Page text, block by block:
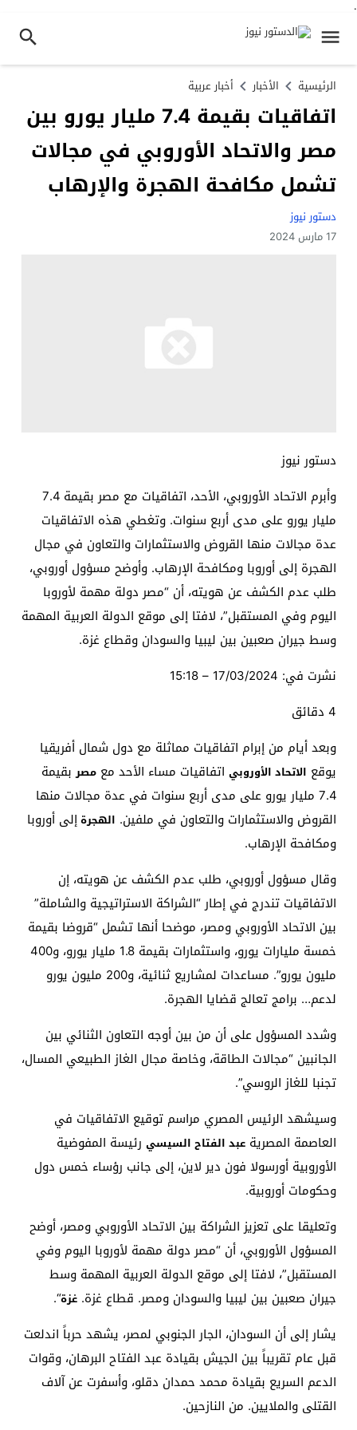
.
الرئيسية الأخبار أخبار عربية
اتفاقيات بقيمة 7.4 مليار يورو بين
مصر والاتحاد الأوروبي في مجالات
تشمل مكافحة الهجرة والإرهاب
دستور نيوز
17 مارس 2024
دستور نيوز
وأبرم الاتحاد الأوروبي، الأحد، اتفاقيات مع مصر بقيمة 7.4
مليار يورو على مدى أربع سنوات. وتغطي هذه الاتفاقيات
عدة مجالات منها القروض والاستثمارات والتعاون في مجال
الهجرة إلى أوروبا ومكافحة الإرهاب. وأوضح مسؤول أوروبي،
طلب عدم الكشف عن هويته، أن “مصر دولة مهمة لأوروبا
اليوم وفي المستقبل”، لافتا إلى موقع الدولة العربية المهمة
وسط جيران صعبين بين ليبيا والسودان وقطاع غزة.
نشرت في: 17/03/2024 – 15:18
4 دقائق
وبعد أيام من إبرام اتفاقيات مماثلة مع دول شمال أفريقيا
يوقع الاتحاد الأوروبي اتفاقيات مساء الأحد معمصربقيمة
7.4 مليار يورو على مدى أربع سنوات في عدة مجالات منها
القروض والاستثمارات والتعاون في ملفين. الهجرةإلى أوروبا
ومكافحة الإرهاب.
وقال مسؤول أوروبي، طلب عدم الكشف عن هويته، إن
الاتفاقيات تندرج في إطار “الشراكة الاستراتيجية والشاملة”
بين الاتحاد الأوروبي ومصر، موضحا أنها تشمل “قروضا بقيمة
خمسة مليارات يورو، واستثمارات بقيمة 1.8 مليار يورو، و400
مليون يورو”. مساعدات لمشاريع ثنائية، و200 مليون يورو
لدعم… برامج تعالج قضايا الهجرة.
وشدد المسؤول على أن من بين أوجه التعاون الثنائي بين
الجانبين “مجالات الطاقة، وخاصة مجال الغاز الطبيعي المسال،
تجنبا للغاز الروسي”.
وسيشهد الرئيس المصري مراسم توقيع الاتفاقيات في
العاصمة المصريةعبد الفتاح السيسي رئيسة المفوضية
الأوروبية أورسولا فون دير لاين، إلى جانب رؤساء خمس دول
وحكومات أوروبية.
وتعليقا على تعزيز الشراكة بين الاتحاد الأوروبي ومصر، أوضح
المسؤول الأوروبي، أن “مصر دولة مهمة لأوروبا اليوم وفي
المستقبل”، لافتا إلى موقع الدولة العربية المهمة وسط
جيران صعبين بين ليبيا والسودان ومصر. قطاع غزة.غزة“.
يشار إلى أن السودان، الجار الجنوبي لمصر، يشهد حرباً اندلعت
قبل عام تقريباً بين الجيش بقيادة عبد الفتاح البرهان، وقوات
الدعم السريع بقيادة محمد حمدان دقلو، وأسفرت عن آلاف
القتلى والملايين. من النازحين.